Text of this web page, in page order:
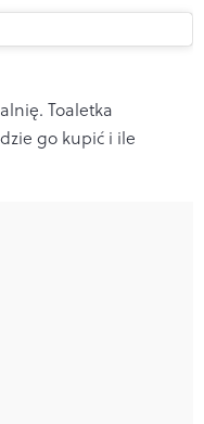
Toaletka
go kupić i ile